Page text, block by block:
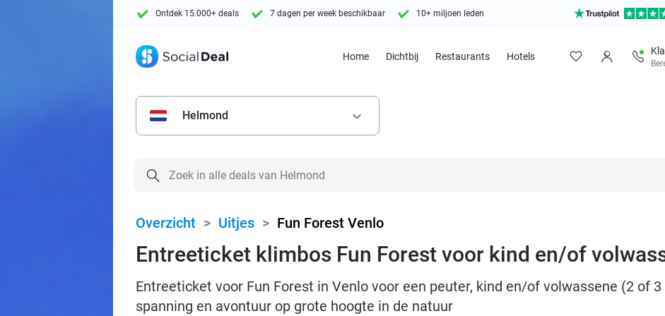
Ontdek 15.000+ deals 7 dagen per week beschikbaar 10+ miljoen leden
Home Dichtbij Restaurants Hotels
Helmond keyboard_arrow_down
Overzicht > Uitjes > Fun Forest Venlo
Entreeticket klimbos Fun Forest voor kind en/of
Entreeticket voor Fun Forest in Venlo voor een peuter, kind en/of volwassene (2 of
spanning en avontuur op grote hoogte in de natuur